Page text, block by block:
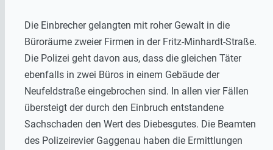
Die Einbrecher gelangten mit roher Gewalt in die
Büroräume zweier Firmen in der Fritz-Minhardt-Straße.
Die Polizei geht davon aus, dass die gleichen Täter
ebenfalls in zwei Büros in einem Gebäude der
Neufeldstraße eingebrochen sind. In allen vier Fällen
übersteigt der durch den Einbruch entstandene
Sachschaden den Wert des Diebesgutes. Die Beamten
des Polizeirevier Gaggenau haben die Ermittlungen